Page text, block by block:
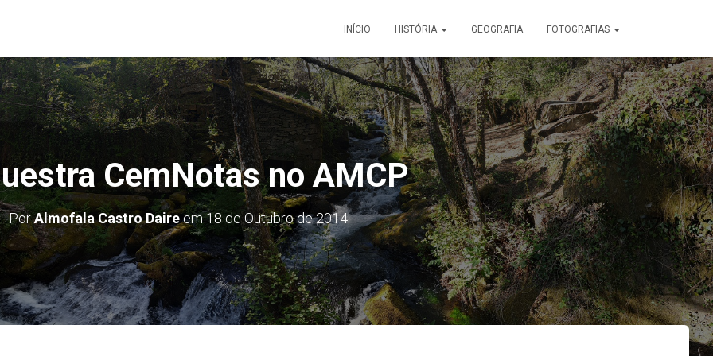
INÍCIO HISTÓRIA GEOGRAFIA FOTOGRAFIAS
CemNotas no AMCP
PorAlmofala Castro Daireem18 de Outubro de 2014